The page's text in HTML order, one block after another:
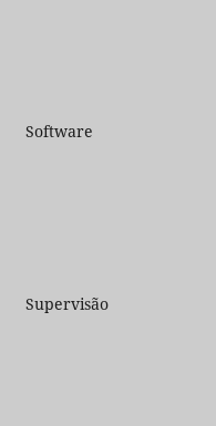
Software
Supervisão